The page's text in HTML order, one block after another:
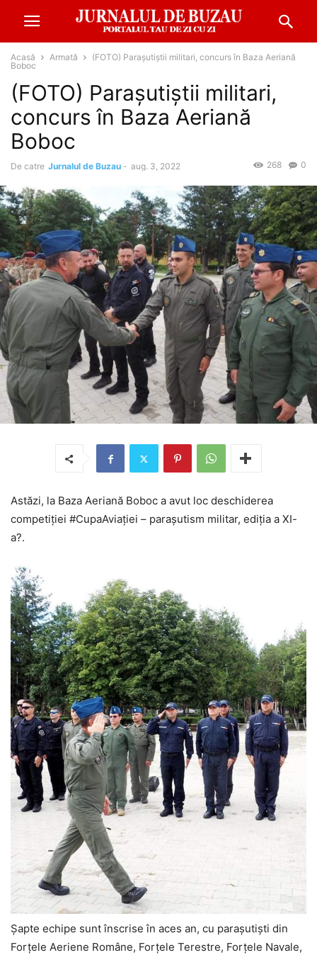
Acasă Armată
(FOTO) Parașutiștii militari, concurs în Baza Aeriană
Boboc
(FOTO) Parașutiștii militari,
concurs în Baza Aeriană
Boboc
De catre Jurnalul de Buzau - aug. 3, 2022 0
268
Astăzi, la Baza Aeriană Boboc a avut loc deschiderea
competiției #CupaAviației – parașutism militar, ediția a XI-
a?.
Șapte echipe sunt înscrise în aces an, cu parașutiști din
Forțele Aeriene Române, Forțele Terestre, Forțele Navale,